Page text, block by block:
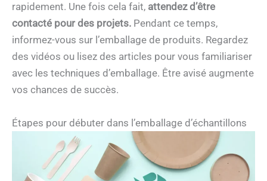
rapidement. Une fois cela fait, attendez d’être
contacté pour des projets. Pendant ce temps,
informez-vous sur l’emballage de produits. Regardez
des vidéos ou lisez des articles pour vous familiariser
avec les techniques d’emballage. Être avisé augmente
vos chances de succès.
Étapes pour débuter dans l’emballage d’échantillons